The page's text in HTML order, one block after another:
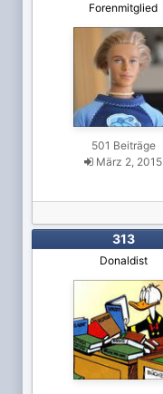
Forenmitglied
501 Beiträge
März 2, 2015
313
Donaldist